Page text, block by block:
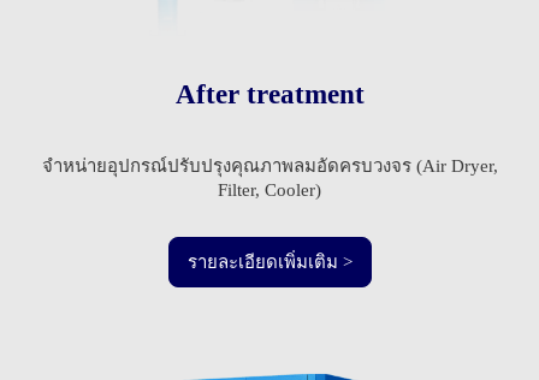
After treatment
จำหน่ายอุปกรณ์ปรับปรุงคุณภาพลมอัดครบวงจร (Air Dryer,
Filter, Cooler)
รายละเอียดเพิ่มเติม >